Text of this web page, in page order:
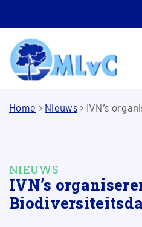
Home > Nieuws> IVN’s
NIEUWS
IVN’s